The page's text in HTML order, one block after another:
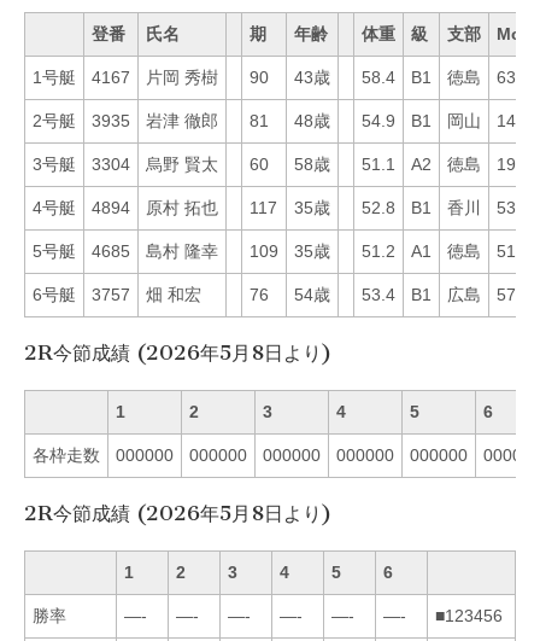
登番 氏名 期 年齢 体重 級 支部 Mo
1号艇 4167 片岡 秀樹 90 43歳 58.4 B1 徳島 63
2号艇 3935 岩津 徹郎 81 48歳 54.9 B1 岡山 14
3号艇 3304 烏野 賢太 60 58歳 51.1 A2 徳島 19
4号艇 4894 原村 拓也 117 35歳 52.8 B1 香川 53
5号艇 4685 島村 隆幸 109 35歳 51.2 A1 徳島 51
6号艇 3757 畑 和宏 76 54歳 53.4 B1 広島 57
2R今節成績 (2026年5月8日より)
1 2 3 4 5 6
各枠走数 000000 000000 000000 000000 000000 000000
2R今節成績 (2026年5月8日より)
1 2 3 4 5 6
勝率 —- —- —- —- —- —- ■123456